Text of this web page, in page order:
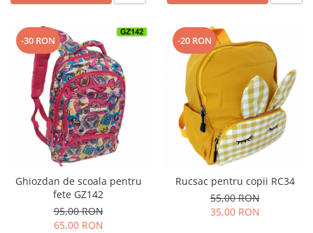
-30 RON
Ghiozdan de scoala pentru
fete GZ142
95,00 RON
65,00 RON
-20 RON
Rucsac pentru copii RC34
55,00 RON
35,00 RON